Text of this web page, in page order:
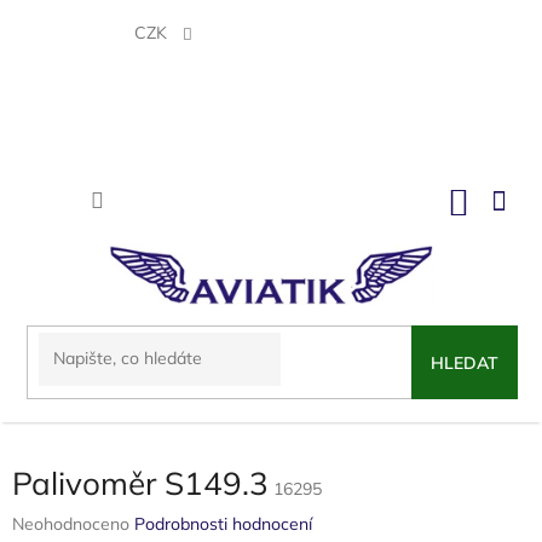
CZK
HLEDAT
Palivoměr S149.3 16295
Průměrné
Neohodnoceno Podrobnosti hodnocení